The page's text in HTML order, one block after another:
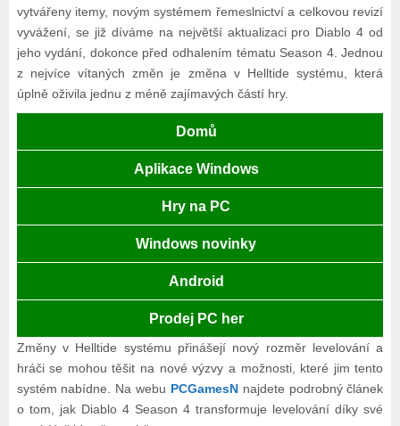
vytvářeny itemy, novým systémem řemeslnictví a celkovou revizí
vyvážení, se již díváme na největší aktualizaci pro Diablo 4 od
jeho vydání, dokonce před odhalením tématu Season 4. Jednou
z nejvíce vítaných změn je změna v Helltide systému, která
úplně oživila jednu z méně zajímavých částí hry.
Domů
Aplikace Windows
Hry na PC
Windows novinky
Android
Prodej PC her
Změny v Helltide systému přinášejí nový rozměr levelování a
hráči se mohou těšit na nové výzvy a možnosti, které jim tento
systém nabídne. Na webu PCGamesNnajdete podrobný článek
o tom, jak Diablo 4 Season 4 transformuje levelování díky své